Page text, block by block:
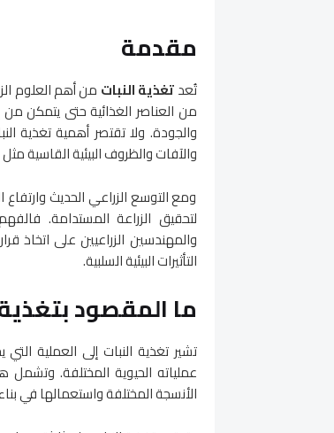
مقدمة
تُعدتغذية النبات من أهم العلوم
من العناصر الغذائية حتى يتمكن
والجودة. ولا تقتصر أهمية تغذية
والآفات والظروف البيئية القاسية
ومع التوسع الزراعي الحديث
لتحقيق الزراعة المستدامة.
والمهندسين الزراعيين على اتخاذ
التأثيرات البيئية السلبية.
ما المقصود بتغذية
تشير تغذية النبات إلى العملية
عملياته الحيوية المختلفة.
الأنسجة المختلفة واستعمالها في